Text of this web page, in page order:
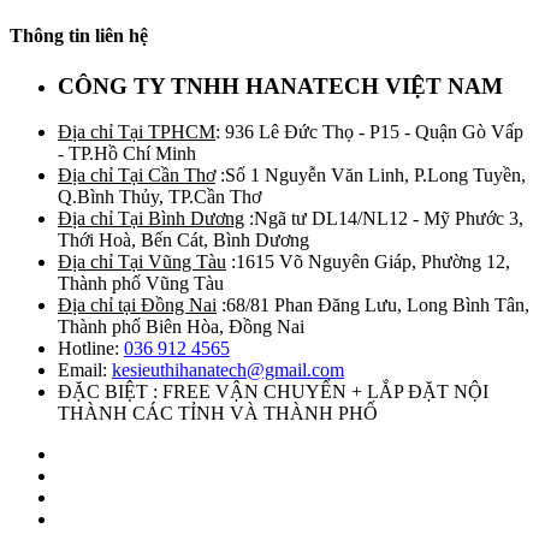
Thông tin liên hệ
CÔNG TY TNHH HANATECH VIỆT NAM
Địa chỉ Tại TPHCM: 936 Lê Đức Thọ - P15 - Quận Gò Vấp
- TP.Hồ Chí Minh
Địa chỉ Tại Cần Thơ:Số 1 Nguyễn Văn Linh, P.Long Tuyền,
Q.Bình Thủy, TP.Cần Thơ
Địa chỉ Tại Bình Dương :Ngã tư DL14/NL12 - Mỹ Phước 3,
Thới Hoà, Bến Cát, Bình Dương
Địa chỉ Tại Vũng Tàu :1615 Võ Nguyên Giáp, Phường 12,
Thành phố Vũng Tàu
Địa chỉ tại Đồng Nai :68/81 Phan Đăng Lưu, Long Bình Tân,
Thành phố Biên Hòa, Đồng Nai
Hotline: 036 912 4565
Email: kesieuthihanatech@gmail.com
ĐẶC BIỆT : FREE VẬN CHUYỂN + LẮP ĐẶT NỘI
THÀNH CÁC TỈNH VÀ THÀNH PHỐ